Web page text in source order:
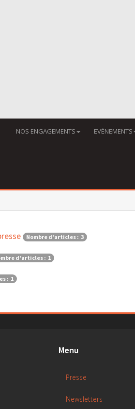
NOS ENGAGEMENTS EVÉNEMENTS
Nombre d'articles : 3
d'articles : 1
: 1
Menu
Presse
Newsletters